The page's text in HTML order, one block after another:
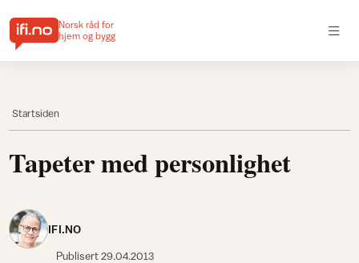
Norsk råd for
hjem og bygg
Startsiden
Tapeter med personlighet
IFI.NO
Publisert29.04.2013